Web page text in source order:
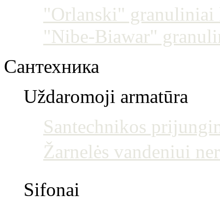
"Orlanski" granuliniai
"Nibe-Biawar"
Сантехника
Uždaromoji armatūra
Santechnikos
Žarnelės vandeniui
Sifonai